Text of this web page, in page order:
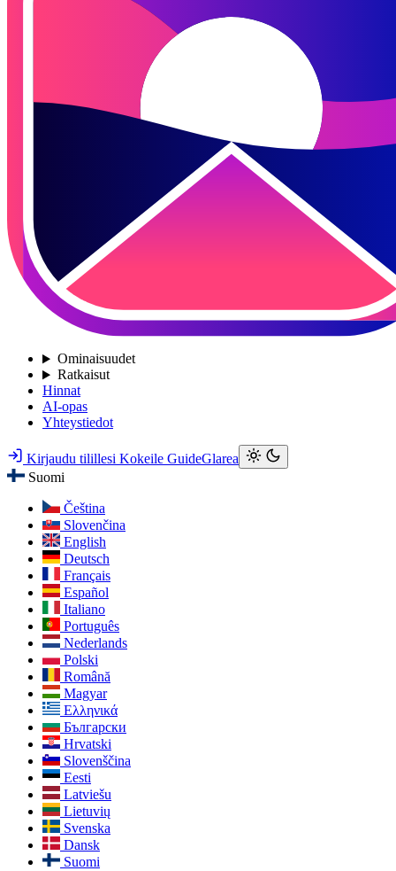
Ominaisuudet
Ratkaisut
Hinnat
AI-opas
Yhteystiedot
Kirjaudu tilillesi Kokeile GuideGlarea
Suomi
Čeština
Slovenčina
English
Deutsch
Français
Español
Italiano
Português
Nederlands
Polski
Română
Magyar
Ελληνικά
Български
Hrvatski
Slovenščina
Eesti
Latviešu
Lietuvių
Svenska
Dansk
Suomi